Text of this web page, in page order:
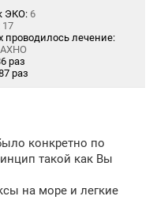
ЭКО: 6
17
проводилось лечение:
раз
раз
конкретно по
такой как Вы
на море и легкие